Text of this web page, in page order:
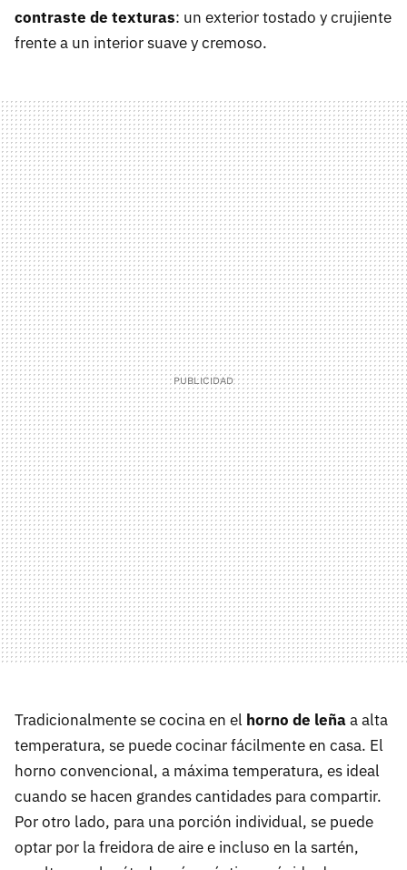
contraste de texturas: un exterior tostado y crujiente
frente a un interior suave y cremoso.
Tradicionalmente se cocina en el horno de leñaa alta
temperatura, se puede cocinar fácilmente en casa. El
horno convencional, a máxima temperatura, es ideal
cuando se hacen grandes cantidades para compartir.
Por otro lado, para una porción individual, se puede
optar por la freidora de aire e incluso en la sartén,